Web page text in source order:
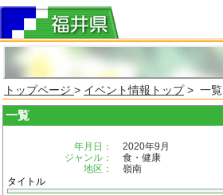
トップページ > イベント情報トップ> 一覧
一覧
年月日：
2020年9月
ジャンル：
食・健康
地区：
嶺南
タイトル